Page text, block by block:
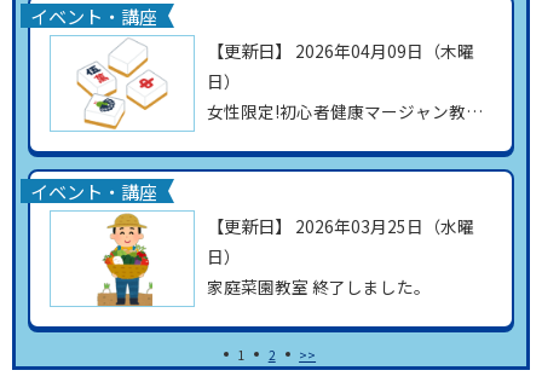
【更新日】
2026年04月09日（木曜
日）
女性限定!初心者健康マージャン教
イベント・講座
【更新日】
2026年03月25日（水曜
日）
家庭菜園教室 終了しました。
イベント・講座
1 2 >>